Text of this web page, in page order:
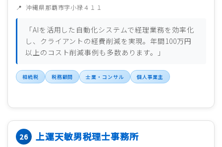
沖縄県那覇市字小禄４１１
「AIを活用した自動化システムで経理業務を効率化
し、クライアントの経費削減を実現。年間100万円
以上のコスト削減事例も多数あります。」
相続税 税務顧問 士業・コンサル 個人事業主
上運天敏男税理士事務所